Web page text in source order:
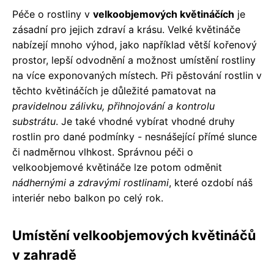
Péče o rostliny v velkoobjemových květináčích je
zásadní pro jejich zdraví a krásu. Velké květináče
nabízejí mnoho výhod, jako například větší kořenový
prostor, lepší odvodnění a možnost umístění rostliny
na více exponovaných místech. Při pěstování rostlin v
těchto květináčích je důležité pamatovat na
pravidelnou zálivku, přihnojování a kontrolu
substrátu. Je také vhodné vybírat vhodné druhy
rostlin pro dané podmínky - nesnášející přímé slunce
či nadměrnou vlhkost. Správnou péči o
velkoobjemové květináče lze potom odměnit
nádhernými a zdravými rostlinami, které ozdobí náš
interiér nebo balkon po celý rok.
Umístění velkoobjemových květináčů
v zahradě